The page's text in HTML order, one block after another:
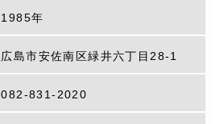
1985年
広島市安佐南区緑井六丁目28-1
082-831-2020